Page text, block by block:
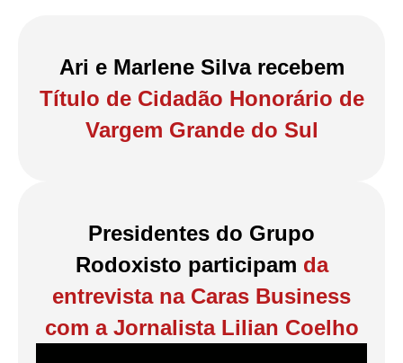
Ari e Marlene Silva recebem
Título de Cidadão Honorário de
Vargem Grande do Sul
Presidentes do Grupo
Rodoxisto participam da
entrevista na Caras Business
com a Jornalista Lilian Coelho